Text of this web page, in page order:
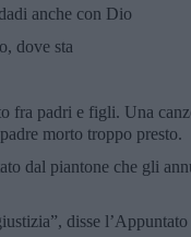
anche con Dio
dove sta
fra padri e figli. Una
morto troppo presto.
dal piantone che gli
disse